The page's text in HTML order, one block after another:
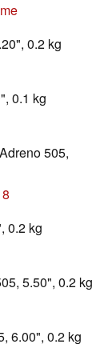
0.2 kg
0.1 kg
505,
0.2 kg
5.50", 0.2 kg
6.00", 0.2 kg